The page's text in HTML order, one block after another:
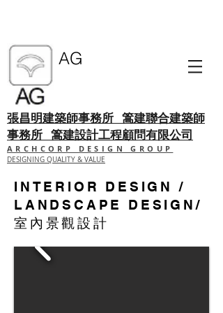
AG
張昌明建築師事務所 篙建聯合建築師
事務所 篙建設計工程顧問有限公司
ARCHCORP DESIGN GROUP
DESIGNING QUALITY & VALUE
INTERIOR DESIGN /
LANDSCAPE DESIGN/
室內景觀設計